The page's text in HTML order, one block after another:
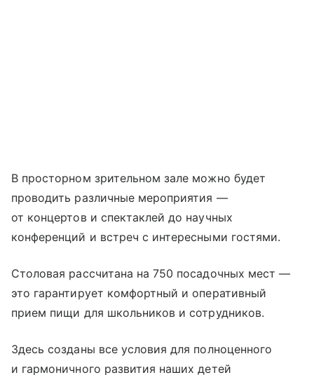
В просторном зрительном зале можно будет
проводить различные мероприятия —
от концертов и спектаклей до научных
конференций и встреч с интересными гостями.
Столовая рассчитана на 750 посадочных мест —
это гарантирует комфортный и оперативный
прием пищи для школьников и сотрудников.
Здесь созданы все условия для полноценного
и гармоничного развития наших детей